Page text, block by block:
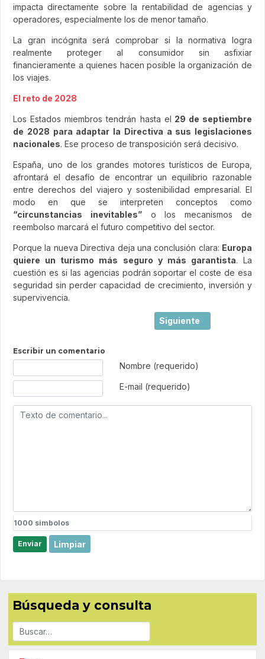
impacta directamente sobre la rentabilidad de agencias y
operadores, especialmente los de menor tamaño.
La gran incógnita será comprobar si la normativa logra
realmente proteger al consumidor sin asfixiar
financieramente a quienes hacen posible la organización de
los viajes.
El reto de 2028
Los Estados miembros tendrán hasta el 29 de septiembre
de 2028 para adaptar la Directiva a sus legislaciones
nacionales. Ese proceso de transposición será decisivo.
España, uno de los grandes motores turísticos de Europa,
afrontará el desafío de encontrar un equilibrio razonable
entre derechos del viajero y sostenibilidad empresarial. El
modo en que se interpreten conceptos como
“circunstancias inevitables”o los mecanismos de
reembolso marcará el futuro competitivo del sector.
Porque la nueva Directiva deja una conclusión clara: Europa
quiere un turismo más seguro y más garantista. La
cuestión es si las agencias podrán soportar el coste de esa
seguridad sin perder capacidad de crecimiento, inversión y
supervivencia.
Artículo siguiente:
Siguiente
Escribir un comentario
Nombre (requerido)
E-mail (requerido)
1000 simbolos
Enviar Limpiar
Búsqueda y consulta
Buscar